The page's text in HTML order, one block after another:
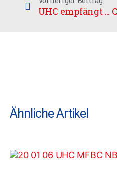
UHC empfängt Red Devils
Ähnliche Artikel